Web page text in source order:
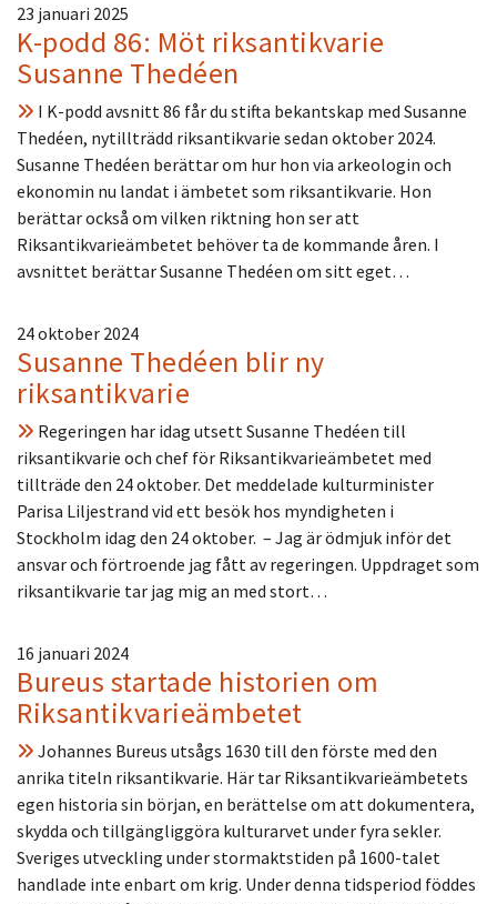
23 januari 2025
K-podd 86: Möt riksantikvarie
Susanne Thedéen
I K-podd avsnitt 86 får du stifta bekantskap med Susanne
Thedéen, nytillträdd riksantikvarie sedan oktober 2024.
Susanne Thedéen berättar om hur hon via arkeologin och
ekonomin nu landat i ämbetet som riksantikvarie. Hon
berättar också om vilken riktning hon ser att
Riksantikvarieämbetet behöver ta de kommande åren. I
avsnittet berättar Susanne Thedéen om sitt eget…
24 oktober 2024
Susanne Thedéen blir ny
riksantikvarie
Regeringen har idag utsett Susanne Thedéen till
riksantikvarie och chef för Riksantikvarieämbetet med
tillträde den 24 oktober. Det meddelade kulturminister
Parisa Liljestrand vid ett besök hos myndigheten i
Stockholm idag den 24 oktober. – Jag är ödmjuk inför det
ansvar och förtroende jag fått av regeringen. Uppdraget som
riksantikvarie tar jag mig an med stort…
16 januari 2024
Bureus startade historien om
Riksantikvarieämbetet
Johannes Bureus utsågs 1630 till den förste med den
anrika titeln riksantikvarie. Här tar Riksantikvarieämbetets
egen historia sin början, en berättelse om att dokumentera,
skydda och tillgängliggöra kulturarvet under fyra sekler.
Sveriges utveckling under stormaktstiden på 1600-talet
handlade inte enbart om krig. Under denna tidsperiod föddes